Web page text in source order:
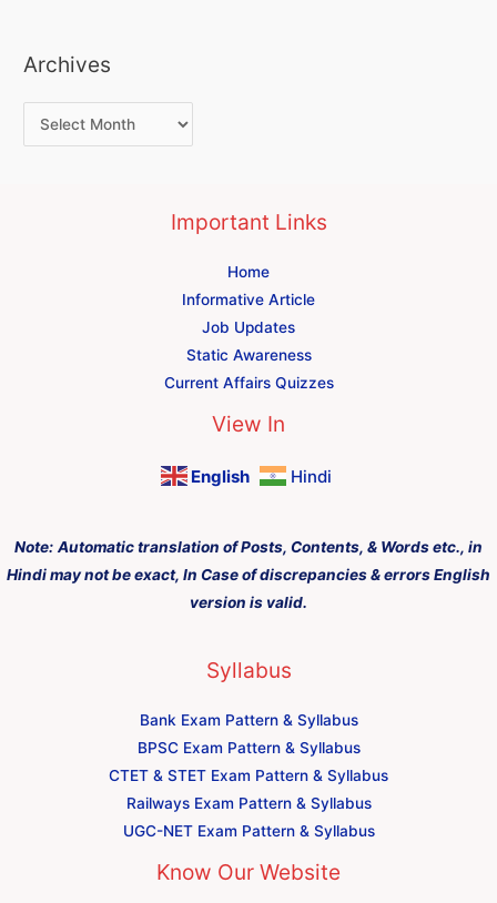
Archives
Important Links
Home
Informative Article
Job Updates
Static Awareness
Current Affairs Quizzes
View In
English Hindi
Note: Automatic translation of Posts, Contents, & Words etc., in
Hindi may not be exact, In Case of discrepancies & errors English
version is valid.
Syllabus
Bank Exam Pattern & Syllabus
BPSC Exam Pattern & Syllabus
CTET & STET Exam Pattern & Syllabus
Railways Exam Pattern & Syllabus
UGC-NET Exam Pattern & Syllabus
Know Our Website